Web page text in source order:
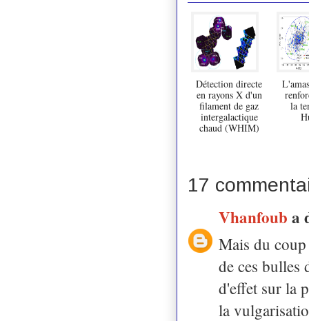
Détection directe
en rayons X d'un
filament de gaz
intergalactique
chaud (WHIM)
la
17
Vhanfoub a
Mais du
de ces bulles
d'effet sur la
la